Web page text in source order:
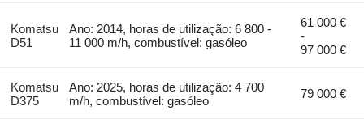
Komatsu
D51
Ano: 2014, horas de utilização: 6 800 -
11 000 m/h, combustível: gasóleo
61 000 €
-
97 000 €
Komatsu
D375
Ano: 2025, horas de utilização: 4 700
m/h, combustível: gasóleo
79 000 €